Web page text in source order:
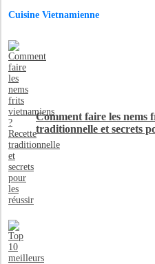
Cuisine Vietnamienne
Comment faire les nems
traditionnelle et secrets